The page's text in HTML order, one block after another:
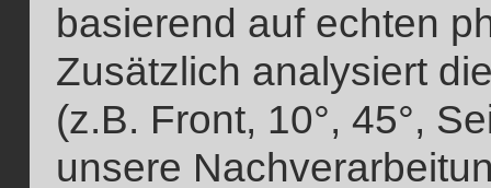
basierend auf echten
Zusätzlich analysiert
(z.B. Front, 10°, 45°,
unsere